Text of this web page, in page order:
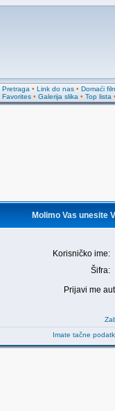
Pretraga • Link do nas• Domaći
Favorites • Galerija slika • Top lista
Molimo Vas unesite
Korisničko ime:
Šifra:
Prijavi me
Imate tačne